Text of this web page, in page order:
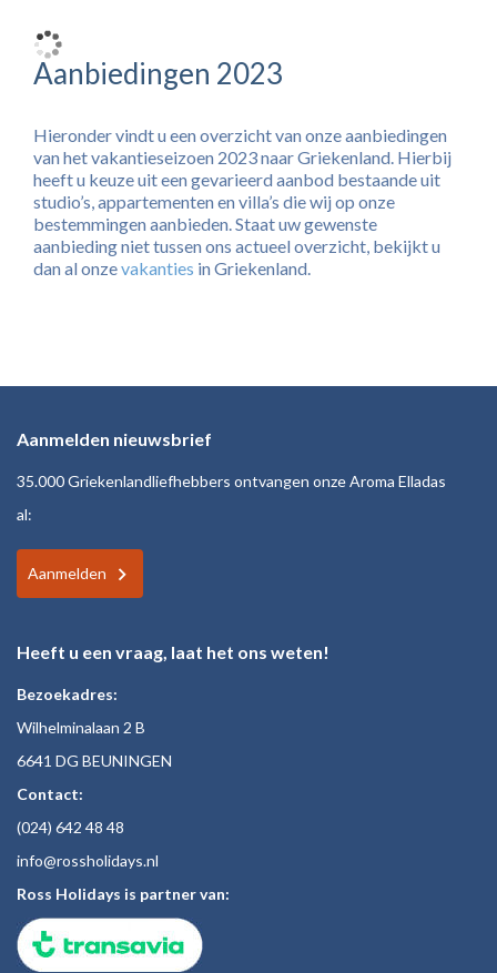
Aanbiedingen 2023
Hieronder vindt u een overzicht van onze aanbiedingen
van het vakantieseizoen 2023 naar Griekenland. Hierbij
heeft u keuze uit een gevarieerd aanbod bestaande uit
studio’s, appartementen en villa’s die wij op onze
bestemmingen aanbieden. Staat uw gewenste
aanbieding niet tussen ons actueel overzicht, bekijkt u
dan al onzevakanties in Griekenland.
Aanmelden nieuwsbrief
35.000 Griekenlandliefhebbers ontvangen onze Aroma Elladas
al:
Aanmelden
Heeft u een vraag, laat het ons weten!
Bezoekadres:
Wilhelminalaan 2 B
6641 DG BEUNINGEN
Contact:
(024) 642 48 48
info@rossholidays.nl
Ross Holidays is partner van: